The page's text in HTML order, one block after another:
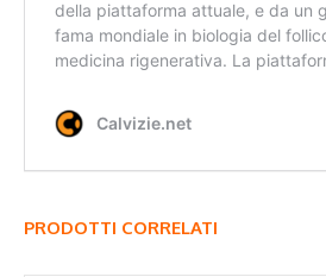
PRODOTTI CORRELATI